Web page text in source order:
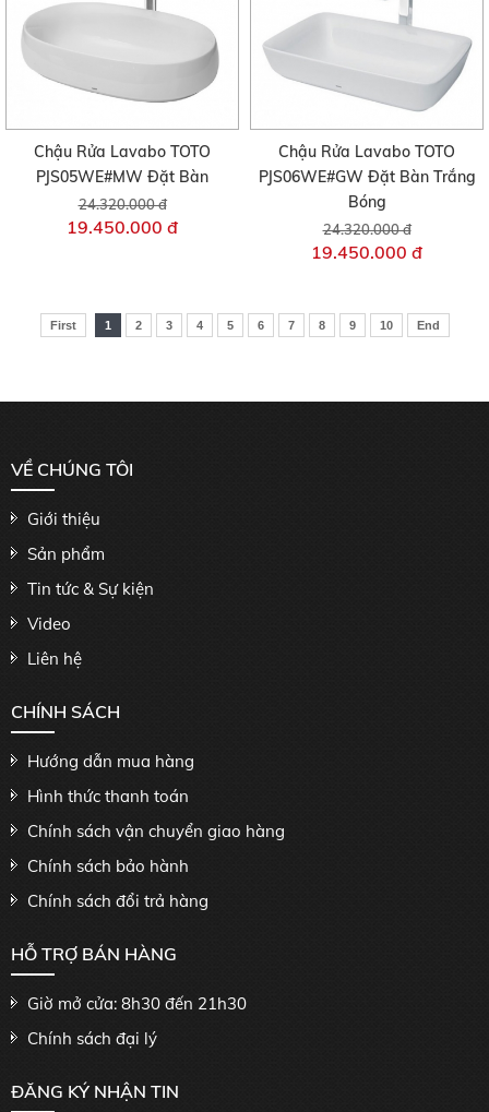
Chậu Rửa Lavabo TOTO
PJS05WE#MW Đặt Bàn
24.320.000 đ
19.450.000 đ
Chậu Rửa Lavabo TOTO
PJS06WE#GW Đặt Bàn Trắng
Bóng
24.320.000 đ
19.450.000 đ
First 1 2 3 4 5 6 7 8 9 10 End
VỀ CHÚNG TÔI
Giới thiệu
Sản phẩm
Tin tức & Sự kiện
Video
Liên hệ
CHÍNH SÁCH
Hướng dẫn mua hàng
Hình thức thanh toán
Chính sách vận chuyển giao hàng
Chính sách bảo hành
Chính sách đổi trả hàng
HỖ TRỢ BÁN HÀNG
Giờ mở cửa: 8h30 đến 21h30
Chính sách đại lý
ĐĂNG KÝ NHẬN TIN